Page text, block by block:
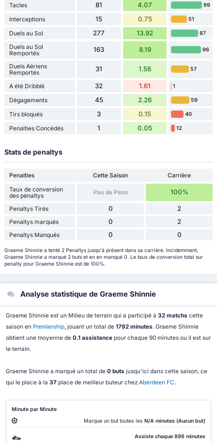
Tacles 81 4.07 99
Interceptions 15 0.75 51
Duels au Sol 277 13.92 87
Duels au Sol
Remportés
163 8.19 96
Duels Aériens
Remportés
31 1.56 57
A été Dribblé 32 1.61 1
Dégagements 45 2.26 59
Tirs bloqués 3 0.15 40
Penalties Concédés 1 0.05 12
Stats de penaltys
Penalties Cette Saison
Carrière
Taux de conversion
des pénaltys
Pas de Peno 100%
Penaltys Tirés 0 2
Penaltys marqués 0 2
Penaltys Manqués 0 0
Graeme Shinnie a tenté 2 Penaltys jusqu'à présent dans sa carrière. Incidemment,
Graeme Shinnie a marqué 2 buts et en en manqué 0. Le taux de conversion total sur
penalty pour Graeme Shinnie est de 100%.
Analyse statistique de Graeme Shinnie
Graeme Shinnie est un Milieu de terrain qui a participé à 32 matchs cette
saison en Premiership, jouant un total de 1792 minutes. Graeme Shinnie
obtient une moyenne de 0.1 assistancepour chaque 90 minutes ou il est sur
le terrain.
Graeme Shinnie a marqué un total de 0 buts jusqu'ici dans cette saison, ce
qui le place à la 37place de meilleur buteur chez Aberdeen FC.
Minute par Minute
Marque un but toutes les N/A minutes (Aucun but)
Assiste chaque 896 minutes